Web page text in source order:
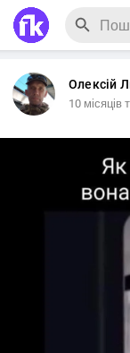
Олексій
10 місяців